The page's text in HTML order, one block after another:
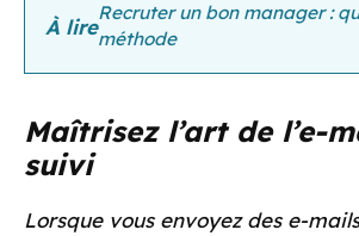
À lire
Recruter un bon manager :
méthode
Maîtrisez l’art de l’e-
suivi
Lorsque vous envoyez des e-